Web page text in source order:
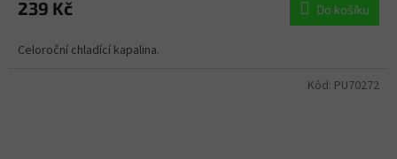
239 Kč Do košíku
Celoroční chladící kapalina.
Kód: PU70272